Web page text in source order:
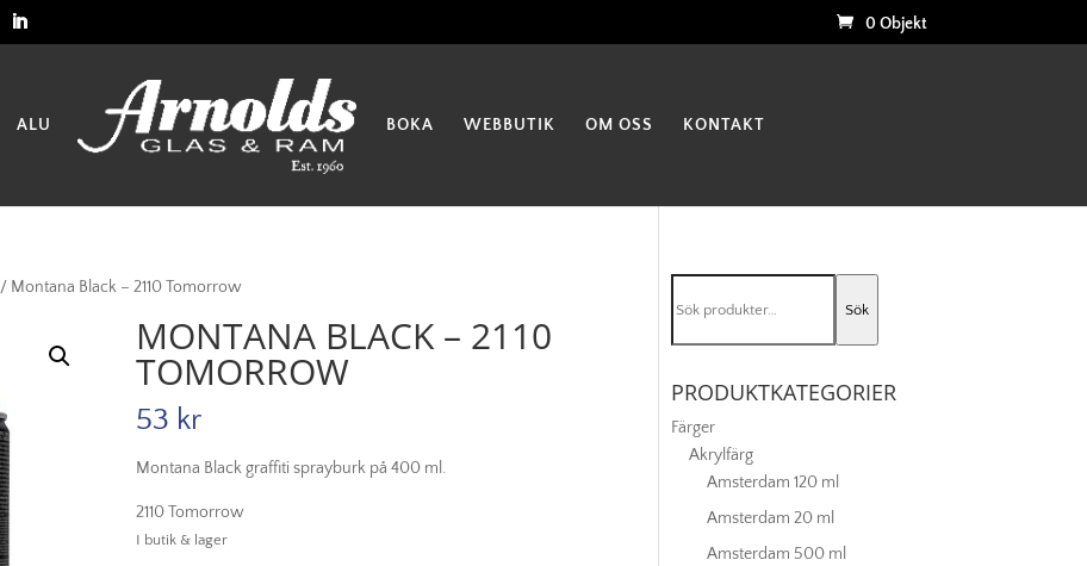
0 Objekt
ALU BOKA WEBBUTIK OM OSS KONTAKT
/ Montana Black – 2110 Tomorrow
MONTANA BLACK – 2110
TOMORROW
53 kr
Montana Black graffiti sprayburk på 400 ml.
2110 Tomorrow
I butik & lager
efter:
Sök
PRODUKTKATEGORIER
Färger
Akrylfärg
Amsterdam 120 ml
Amsterdam 20 ml
Amsterdam 500 ml